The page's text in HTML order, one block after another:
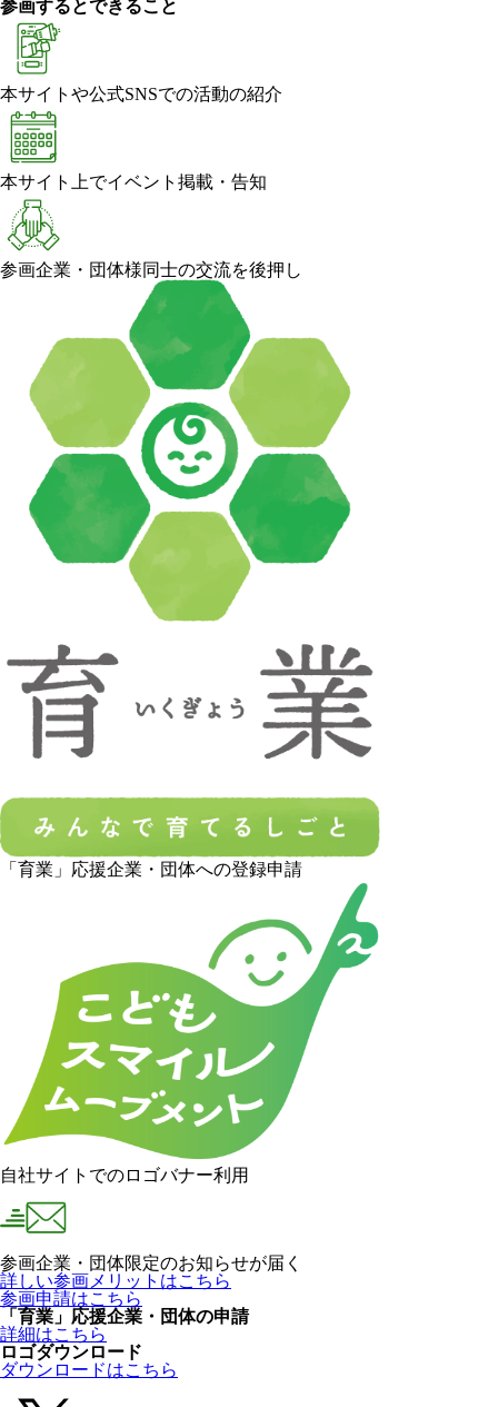
参画するとできること
本サイトや公式SNSでの活動の紹介
本サイト上でイベント掲載・告知
参画企業・団体様同士の交流を後押し
「育業」応援企業・団体への登録申請
自社サイトでのロゴバナー利用
参画企業・団体限定のお知らせが届く
詳しい参画メリットはこちら
参画申請はこちら
「育業」応援企業・団体の申請
詳細はこちら
ロゴダウンロード
ダウンロードはこちら